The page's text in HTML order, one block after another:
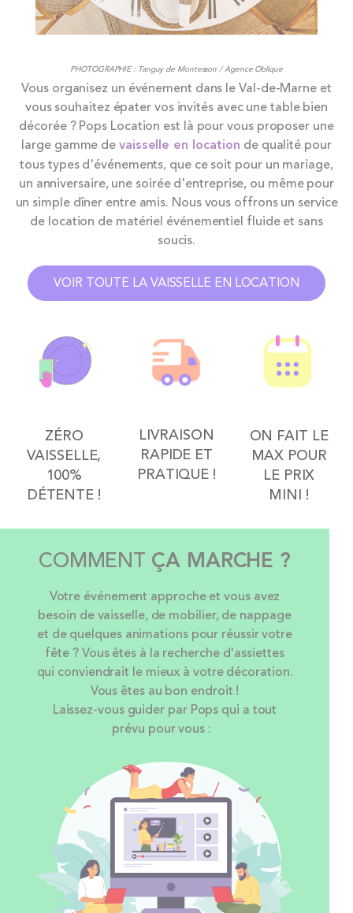
PHOTOGRAPHIE : Tanguy de Montesson / Agence Oblique
Vous organisez un événement dans le Val-de-Marne et
vous souhaitez épater vos invités avec une table bien
décorée ? Pops Location est là pour vous proposer une
large gamme devaisselle en location de qualité pour
tous types d'événements, que ce soit pour un mariage,
un anniversaire, une soirée d'entreprise, ou même pour
un simple dîner entre amis. Nous vous offrons un service
de location de matériel événementiel fluide et sans
soucis.
VOIR TOUTE LA VAISSELLE EN LOCATION
ZÉRO
VAISSELLE,
100%
DÉTENTE !
LIVRAISON
RAPIDE ET
PRATIQUE !
ON FAIT LE
MAX POUR
LE PRIX
MINI !
COMMENT ÇA MARCHE ?
Votre événement approche et vous avez
besoin de vaisselle, de mobilier, de nappage
et de quelques animations pour réussir votre
fête ? Vous êtes à la recherche d'assiettes
qui conviendrait le mieux à votre décoration.
Vous êtes au bon endroit !
Laissez-vous guider par Pops qui a tout
prévu pour vous :